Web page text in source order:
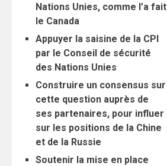
Nations Unies, comme l’a fait
le Canada
Appuyer la saisine de la CPI
par le Conseil de sécurité
des Nations Unies
Construire un consensus sur
cette question auprès de
ses partenaires, pour influer
sur les positions de la Chine
et de la Russie
Soutenir la mise en place